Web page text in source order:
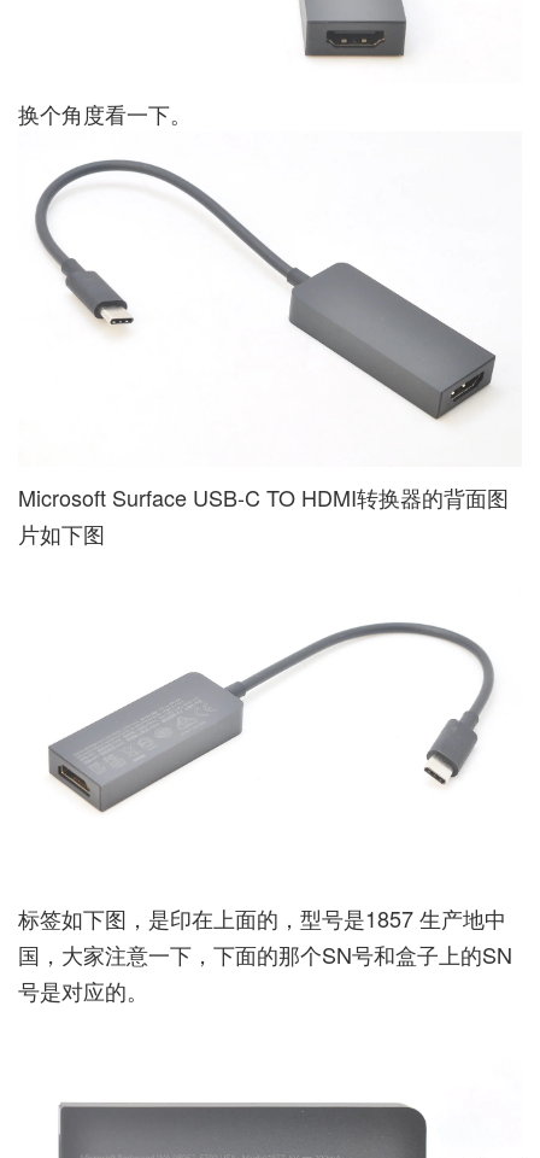
换个角度看一下。
Microsoft Surface USB-C TO HDMI转换器的背面图
片如下图
标签如下图，是印在上面的，型号是1857 生产地中
国，大家注意一下，下面的那个SN号和盒子上的SN
号是对应的。